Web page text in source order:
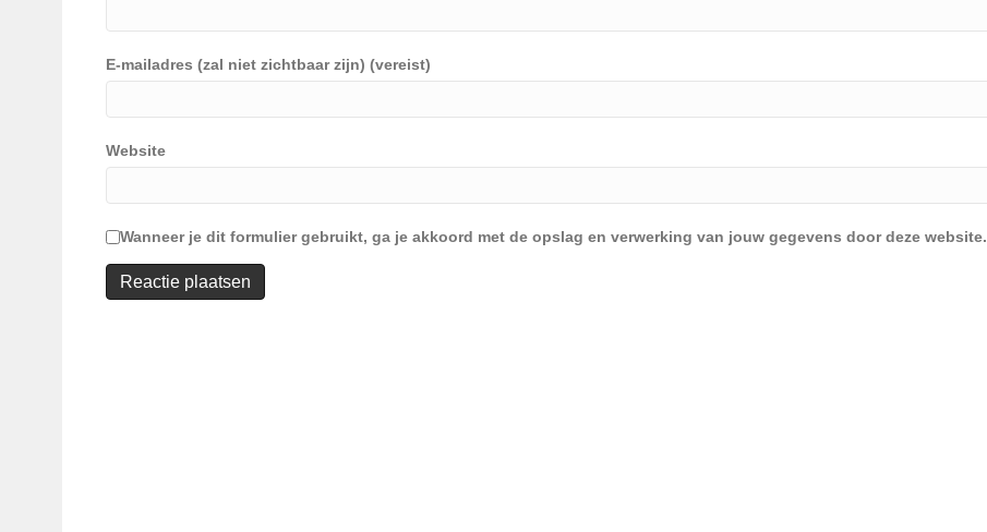
E-mailadres (zal niet zichtbaar zijn) (vereist)
Website
Wanneer je dit formulier gebruikt, ga je akkoord met de opslag en verwerking van jouw gegevens door deze website.